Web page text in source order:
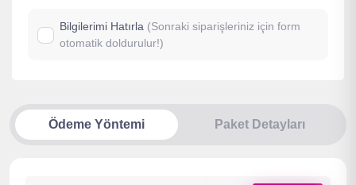
Bilgilerimi Hatırla (Sonraki siparişleriniz için form
otomatik doldurulur!)
Ödeme Yöntemi Paket Detayları